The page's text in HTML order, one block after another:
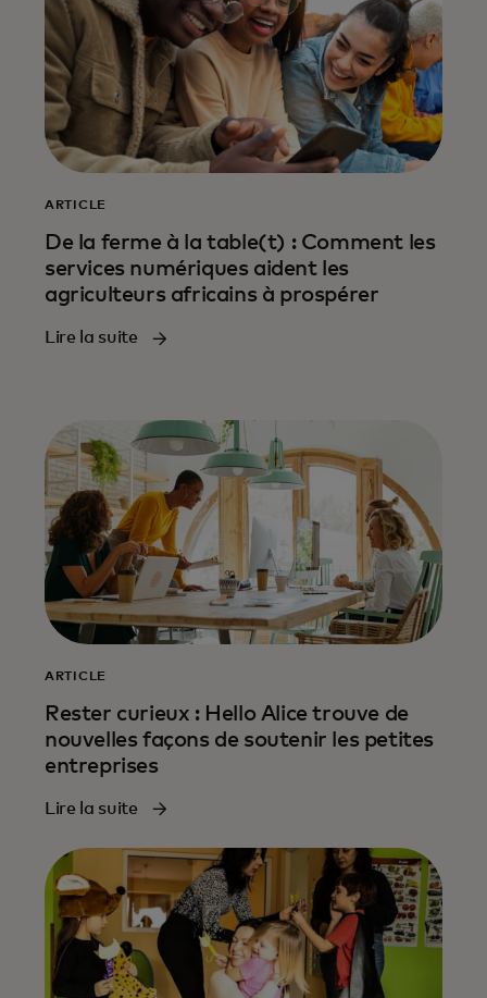
ARTICLE
De la ferme à la table(t) : Comment les
services numériques aident les
agriculteurs africains à prospérer
Lire la suite
ARTICLE
Rester curieux : Hello Alice trouve de
nouvelles façons de soutenir les petites
entreprises
Lire la suite